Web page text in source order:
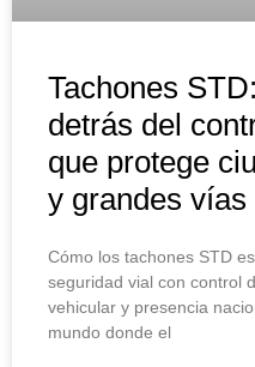
Tachones
detrás del
que protege
y grandes vías
Cómo los tachones STD
seguridad vial con control
vehicular y presencia
mundo donde el